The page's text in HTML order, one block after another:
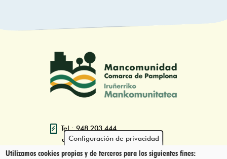
Tel.: 948 203 444
atencion@mancoeduca.com
Configuración de privacidad
Utilizamos cookies propias y de terceros para los siguientes fines: